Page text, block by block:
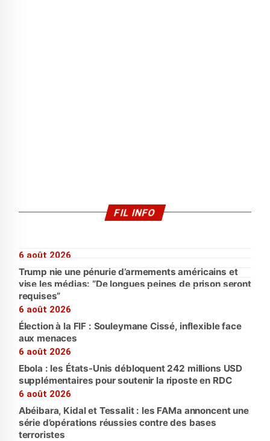
FIL INFO
6 août 2026
Trump nie une pénurie d’armements américains et
vise les médias: “De longues peines de prison seront
requises”
6 août 2026
Élection à la FIF : Souleymane Cissé, inflexible face
aux menaces
6 août 2026
Ebola : les États-Unis débloquent 242 millions USD
supplémentaires pour soutenir la riposte en RDC
6 août 2026
Abéibara, Kidal et Tessalit : les FAMa annoncent une
série d’opérations réussies contre des bases
terroristes